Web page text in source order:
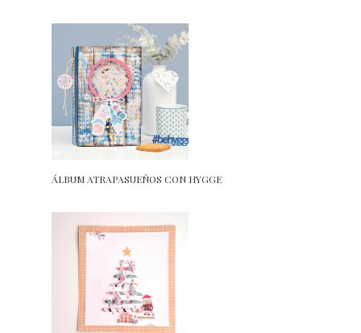
ÁLBUM ATRAPASUEÑOS CON HYGGE